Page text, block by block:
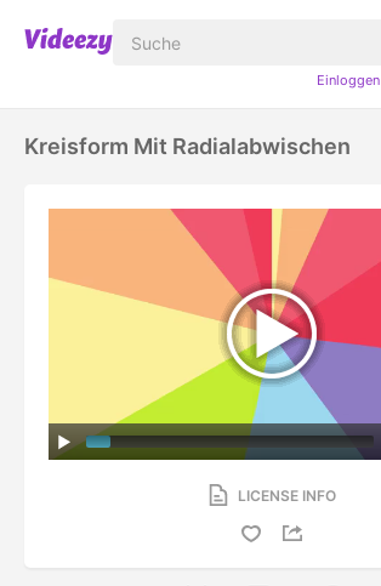
Einloggen
Kreisform Mit Radialabwischen
LICENSE INFO